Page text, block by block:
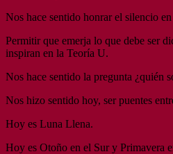
Nos hace sentido honrar el silencio
Permitir que emerja lo que debe ser
inspiran en la Teoría U.
Nos hace sentido la pregunta ¿quién
Nos hizo sentido hoy, ser puentes
Hoy es Luna Llena.
Hoy es Otoño en el Sur y Primavera